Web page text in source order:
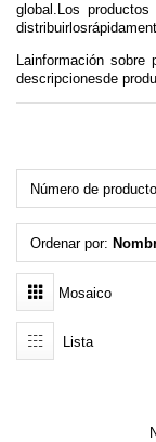
Menú cliente
Registro
Olvidé mi
global.Los
Lainformación sobre
descripcionesde
Número de
Ordenar por:
Mosaico
Lista